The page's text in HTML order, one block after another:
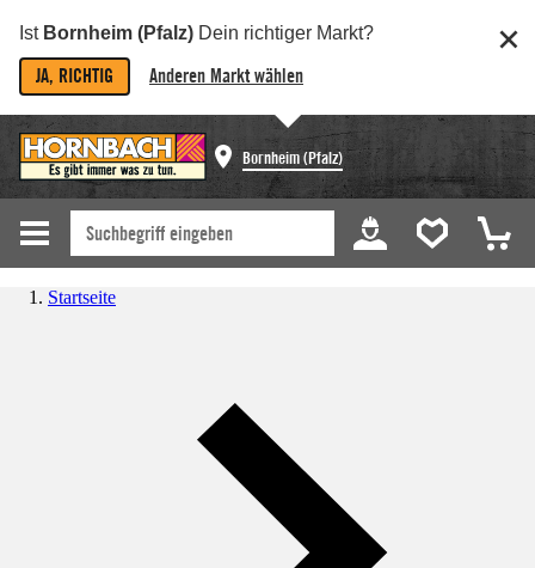
Ist Bornheim (Pfalz) Dein richtiger Markt?
JA, RICHTIG Anderen Markt wählen
Bornheim (Pfalz)
Startseite